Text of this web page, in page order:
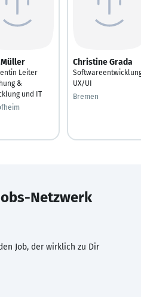
Müller
Leiter
&
und IT
Christine Grada
UX/UI
Bremen
Netzwerk
Job, der wirklich zu Dir